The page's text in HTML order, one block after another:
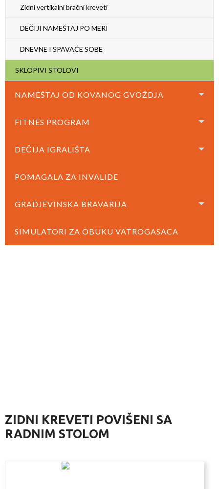
Zidni vertikalni bračni kreveti
DEČIJI NAMEŠTAJ PO MERI
DNEVNE I SPAVAĆE SOBE
SKLOPIVI STOLOVI
NAMEŠTAJ OD KOVANOG GVOŽDJA
FITNES PROGRAM
DEČIJA IGRALIŠTA
POMAGALA ZA INVALIDE
GRADJEVINSKA BRAVARIJA
SIMULATORI ZA OBUKU VATROGASACA
ZIDNI KREVETI POVIŠENI SA
RADNIM STOLOM